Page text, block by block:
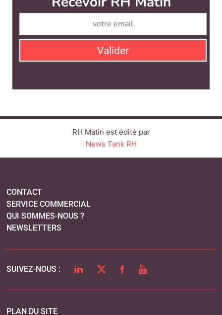
RH Matin est édité par
QUI SOMMES-NOUS ?
LINKEDINTWITTERFACEBOOK
MENTIONS LÉGALES
POLITIQUE DE CONFIDENTIALITÉ
COOKIES